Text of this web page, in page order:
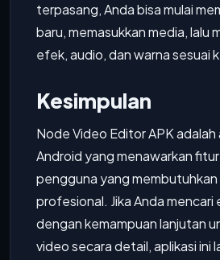
terpasang, Anda bisa mulai
baru, memasukkan media, lalu
efek, audio, dan warna sesuai
Kesimpulan
Node Video Editor APK
Android yang menawarkan
pengguna yang
profesional. Jika Anda mencari
dengan kemampuan lanjutan
video secara detail, aplikasi ini